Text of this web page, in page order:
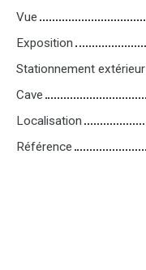
Vue
Exposition
Stationnement extérieur
Cave
Localisation
Référence